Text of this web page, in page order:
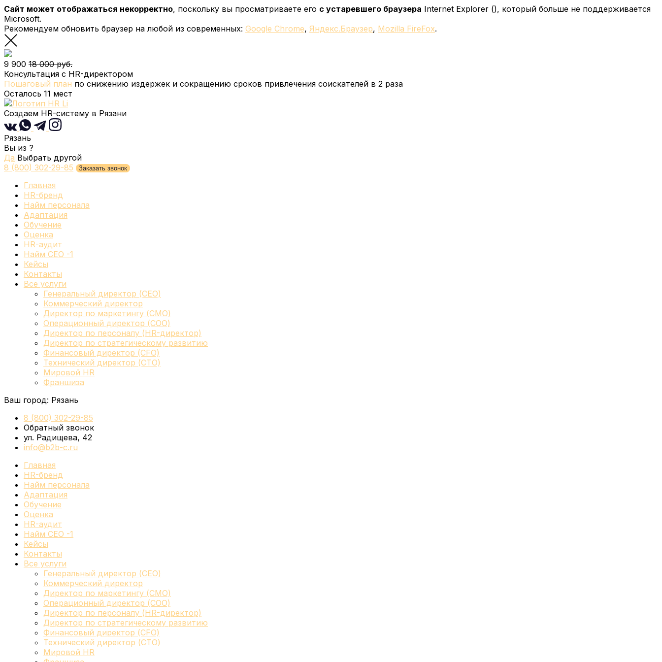
Сайт может отображаться некорректно, поскольку вы просматриваете его с устаревшего браузера Internet Explorer (), который больше не поддерживается
Microsoft.
Рекомендуем обновить браузер на любой из современных: Google Chrome, Яндекс.Браузер, Mozilla FireFox.
9 900 18 000 руб.
Консультация с HR-директором
Пошаговый план по снижению издержек и сокращению сроков привлечения соискателей в 2 раза
Осталось 11 мест
Создаем HR-систему в Рязани
Рязань
Вы из ?
Да Выбрать другой
8 (800) 302-29-85
Заказать звонок
Главная
HR-бренд
Найм персонала
Адаптация
Обучение
Оценка
HR-аудит
Найм СЕО -1
Кейсы
Контакты
Все услуги
Генеральный директор (CEO)
Коммерческий директор
Директор по маркетингу (CMO)
Операционный директор (COO)
Директор по персоналу (HR-директор)
Директор по стратегическому развитию
Финансовый директор (CFO)
Технический директор (CTO)
Мировой HR
Франшиза
Ваш город: Рязань
8 (800) 302-29-85
Обратный звонок
ул. Радищева, 42
info@b2b-c.ru
Главная
HR-бренд
Найм персонала
Адаптация
Обучение
Оценка
HR-аудит
Найм СЕО -1
Кейсы
Контакты
Все услуги
Генеральный директор (CEO)
Коммерческий директор
Директор по маркетингу (CMO)
Операционный директор (COO)
Директор по персоналу (HR-директор)
Директор по стратегическому развитию
Финансовый директор (CFO)
Технический директор (CTO)
Мировой HR